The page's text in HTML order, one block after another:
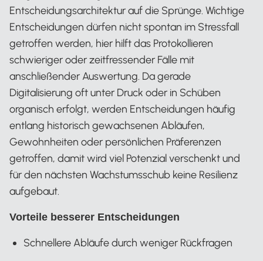
Entscheidungsarchitektur auf die Sprünge. Wichtige
Entscheidungen dürfen nicht spontan im Stressfall
getroffen werden, hier hilft das Protokollieren
schwieriger oder zeitfressender Fälle mit
anschließender Auswertung. Da gerade
Digitalisierung oft unter Druck oder in Schüben
organisch erfolgt, werden Entscheidungen häufig
entlang historisch gewachsenen Abläufen,
Gewohnheiten oder persönlichen Präferenzen
getroffen, damit wird viel Potenzial verschenkt und
für den nächsten Wachstumsschub keine Resilienz
aufgebaut.
Vorteile besserer Entscheidungen
Schnellere Abläufe durch weniger Rückfragen